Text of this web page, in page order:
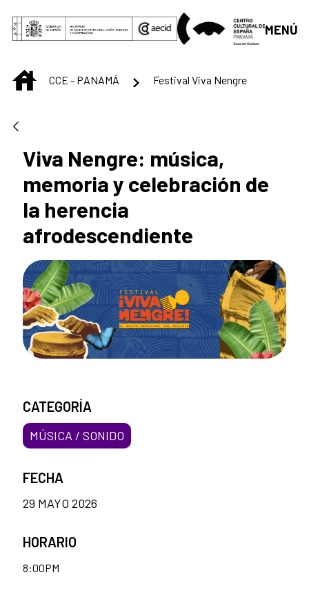
Saltar al contenido principal
MENÚ
INICIOCCE - PANAMÁ Festival Viva Nengre
Viva Nengre: música,
memoria y celebración de
la herencia
afrodescendiente
CATEGORÍA
MÚSICA / SONIDO
FECHA
29 MAYO 2026
HORARIO
8:00PM